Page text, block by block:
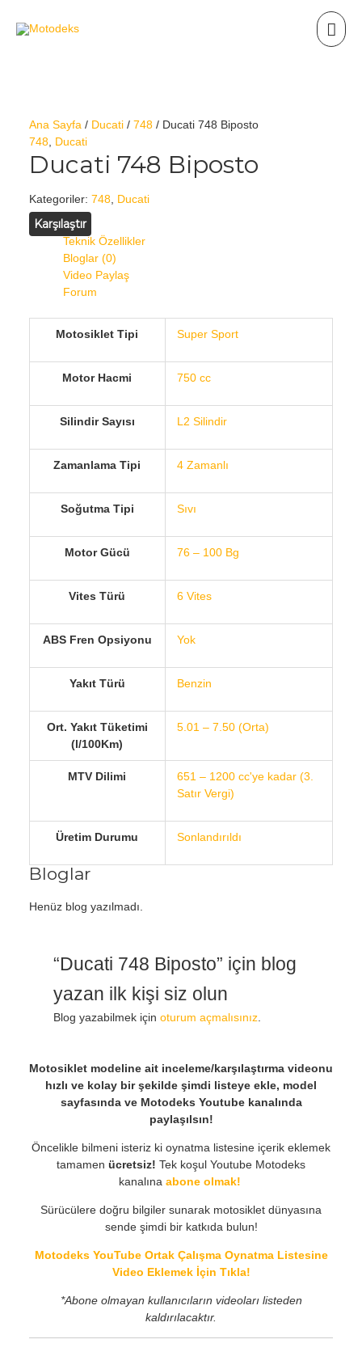
Ana Sayfa / Ducati/ 748/ Ducati 748 Biposto
748, Ducati
Ducati 748 Biposto
Kategoriler: 748, Ducati
Karşılaştır
Teknik Özellikler
Bloglar (0)
Video Paylaş
Forum
Motosiklet Tipi Super Sport
Motor Hacmi 750 cc
Silindir Sayısı L2 Silindir
Zamanlama Tipi 4 Zamanlı
Soğutma Tipi Sıvı
Motor Gücü 76 – 100 Bg
Vites Türü 6 Vites
ABS Fren Opsiyonu Yok
Yakıt Türü Benzin
Ort. Yakıt Tüketimi
(l/100Km)
5.01 – 7.50 (Orta)
MTV Dilimi
651 – 1200 cc'ye kadar (3.
Satır Vergi)
Üretim Durumu Sonlandırıldı
Bloglar
Henüz blog yazılmadı.
“Ducati 748 Biposto” için blog
yazan ilk kişi siz olun
Blog yazabilmek için oturum açmalısınız.
Motosiklet modeline ait inceleme/karşılaştırma videonu
hızlı ve kolay bir şekilde şimdi listeye ekle, model
sayfasında ve Motodeks Youtube kanalında
paylaşılsın!
Öncelikle bilmeni isteriz ki oynatma listesine içerik eklemek
tamamen ücretsiz! Tek koşul Youtube Motodeks
kanalına abone olmak!
Sürücülere doğru bilgiler sunarak motosiklet dünyasına
sende şimdi bir katkıda bulun!
Motodeks YouTube Ortak Çalışma Oynatma Listesine
Video Eklemek İçin Tıkla!
*Abone olmayan kullanıcıların videoları listeden
kaldırılacaktır.